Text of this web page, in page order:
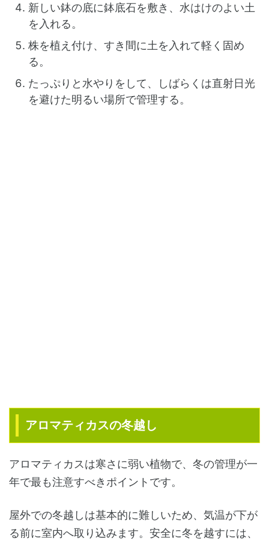
新しい鉢の底に鉢底石を敷き、水はけのよい土
を入れる。
株を植え付け、すき間に土を入れて軽く固め
る。
たっぷりと水やりをして、しばらくは直射日光
を避けた明るい場所で管理する。
アロマティカスの冬越し
アロマティカスは寒さに弱い植物で、冬の管理が一
年で最も注意すべきポイントです。
屋外での冬越しは基本的に難しいため、気温が下が
る前に室内へ取り込みます。安全に冬を越すには、